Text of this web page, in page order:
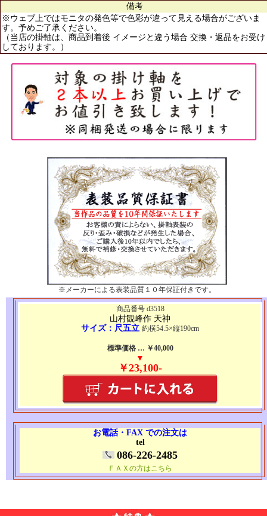
備考
※ウェブ上ではモニタの発色等で色彩が違って見える場合がございま
す。予めご了承ください。
（当店の掛軸は、商品到着後 イメージと違う場合 交換・返品をお受け
しております。）
※メーカーによる表装品質１０年保証付きです。
商品番号 d3518
山村観峰作 天神
サイズ：尺五立 約横54.5×縦190cm
標準価格 … ￥40,000
▼
￥23,100-
お電話・FAX での注文は
tel
086-226-2485
ＦＡＸの方はこちら